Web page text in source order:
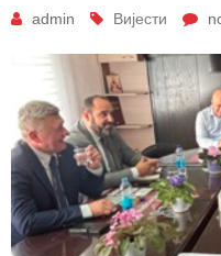
admin Вијести